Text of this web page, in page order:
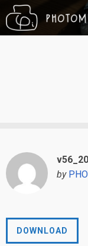
by
DOWNLOAD